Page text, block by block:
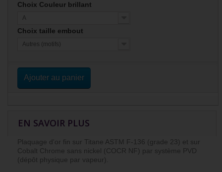
Choix Couleur brillant
A
Choix taille embout
Autres (motifs)
Ajouter au panier
EN SAVOIR PLUS
Plaquage d'or fin sur Titane ASTM F-136 (grade 23) et sur
Cobalt Chrome sans nickel (COCR NF) par système PVD
(dépôt physique par vapeur).